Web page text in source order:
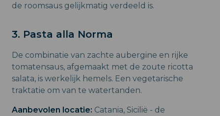
de roomsaus gelijkmatig verdeeld is.
3. Pasta alla Norma
De combinatie van zachte aubergine en rijke
tomatensaus, afgemaakt met de zoute ricotta
salata, is werkelijk hemels. Een vegetarische
traktatie om van te watertanden.
Aanbevolen locatie: Catania, Sicilië - de